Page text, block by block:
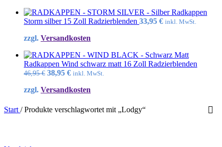
Radkappen
Storm silber 15 Zoll Radzierblenden 33,95 € inkl. MwSt.
zzgl. Versandkosten
Radkappen Wind schwarz matt 16 Zoll Radzierblenden
46,95€ Ursprünglicher
war:
38,95 €Aktueller
ist:
inkl. MwSt.
zzgl. Versandkosten
Start / Produkte verschlagwortet mit „Lodgy“